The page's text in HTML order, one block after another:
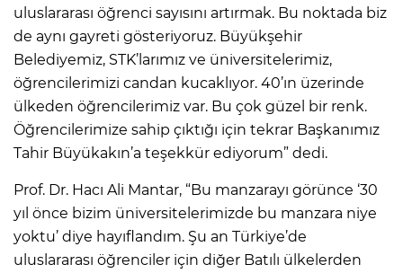
uluslararası öğrenci sayısını artırmak. Bu noktada biz
de aynı gayreti gösteriyoruz. Büyükşehir
Belediyemiz, STK’larımız ve üniversitelerimiz,
öğrencilerimizi candan kucaklıyor. 40’ın üzerinde
ülkeden öğrencilerimiz var. Bu çok güzel bir renk.
Öğrencilerimize sahip çıktığı için tekrar Başkanımız
Tahir Büyükakın’a teşekkür ediyorum” dedi.
Prof. Dr. Hacı Ali Mantar, “Bu manzarayı görünce ‘30
yıl önce bizim üniversitelerimizde bu manzara niye
yoktu’ diye hayıflandım. Şu an Türkiye’de
uluslararası öğrenciler için diğer Batılı ülkelerden